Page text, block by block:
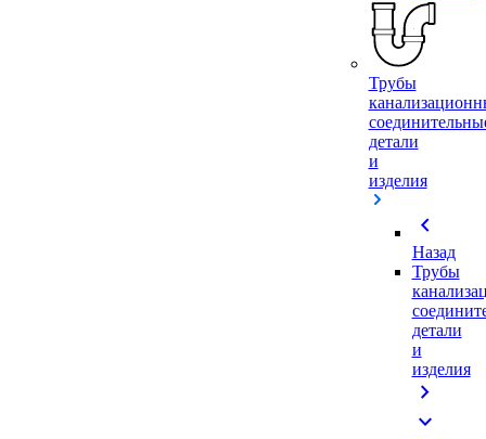
Трубы
детали
и
изделия
chevron_left
Назад
Трубы
детали
и
изделия
chevron_right
expand_more